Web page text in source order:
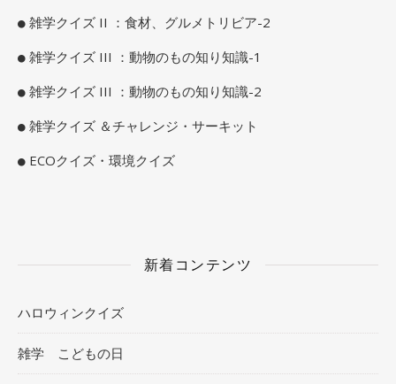
雑学クイズ II ：食材、グルメトリビア-2
雑学クイズ III ：動物のもの知り知識-1
雑学クイズ III ：動物のもの知り知識-2
雑学クイズ ＆チャレンジ・サーキット
ECOクイズ・環境クイズ
新着コンテンツ
ハロウィンクイズ
雑学 こどもの日